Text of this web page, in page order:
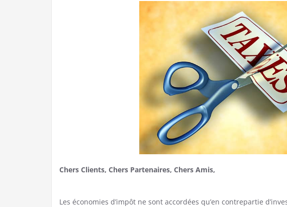
Chers Clients, Chers Partenaires, Chers Amis,
Les économies d’impôt ne sont accordées qu’en contrepartie